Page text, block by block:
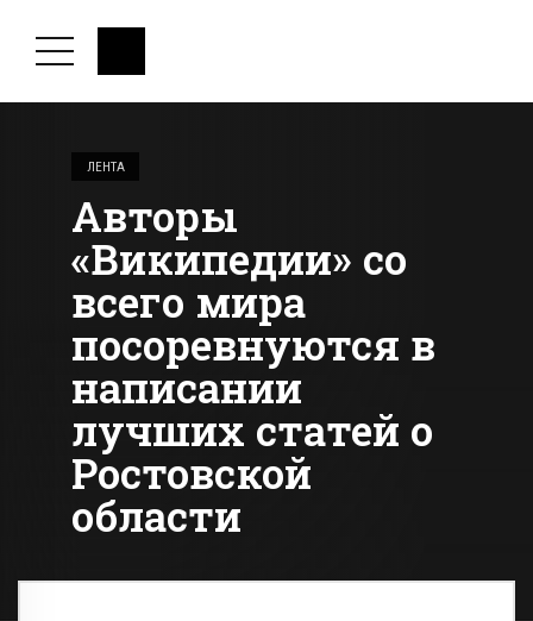
ЛЕНТА
Авторы
«Википедии» со
всего мира
посоревнуются в
написании
лучших статей о
Ростовской
области